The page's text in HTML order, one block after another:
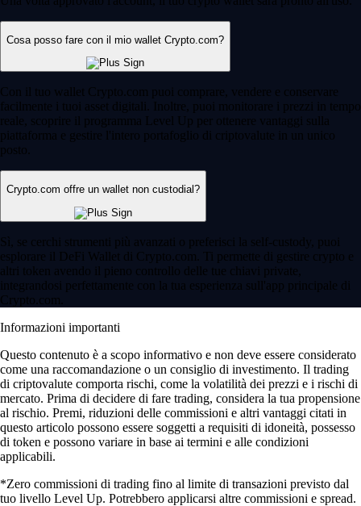
Cosa posso fare con il mio wallet Crypto.com?
Con il tuo wallet Crypto.com puoi comprare, vendere e conservare
facilmente i tuoi asset digitali. Inoltre, puoi monitorare i prezzi in tempo
reale, scoprire il programma Level Up per ottenere vantaggi sulla
piattaforma e gestire l'intero portafoglio di criptovalute in un unico
posto.
Crypto.com offre un wallet non custodial?
Sì, se cerchi strumenti più avanzati o preferisci la self-custody, puoi
esplorare il DeFi Wallet di Crypto.com. Ti permette di gestire crypto e
altri token avendo il pieno controllo delle tue chiavi private,
integrandosi perfettamente con la tua esperienza sull'app principale di
Crypto.com.
Informazioni importanti
Questo contenuto è a scopo informativo e non deve essere considerato
come una raccomandazione o un consiglio di investimento. Il trading
di criptovalute comporta rischi, come la volatilità dei prezzi e i rischi di
mercato. Prima di decidere di fare trading, considera la tua propensione
al rischio. Premi, riduzioni delle commissioni e altri vantaggi citati in
questo articolo possono essere soggetti a requisiti di idoneità, possesso
di token e possono variare in base ai termini e alle condizioni
applicabili.
*Zero commissioni di trading fino al limite di transazioni previsto dal
tuo livello Level Up. Potrebbero applicarsi altre commissioni e spread.